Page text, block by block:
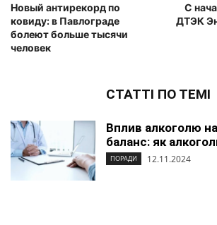
Новый антирекорд по
ковиду: в Павлограде
болеют больше тысячи
человек
С
ДТЭК
СТАТТІ ПО ТЕМІ
Вплив алкоголю
баланс: як
ПОРАДИ 12.11.2024